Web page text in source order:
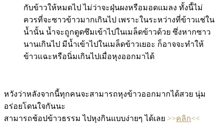
กับข้าวให้หมดไป ไม่ว่าจะฝุ่นผงหรือมอดแมลง ทั้งนี้ไม่
ควรที่จะซาวข้าวมากเกินไป เพราะในระหว่างที่ข้าวแช่ใน
น้ำนั้น น้ำจะถูกดูดซึมเข้าไปในเมล็ดข้าวด้วย ซึ่งหากซาว
นานเกินไป มีน้ำเข้าไปในเมล็ดข้าวเยอะ ก็อาจจะทำให้
ข้าวแฉะหรือนิ่มเกินไปเมื่อหุงออกมาได้
หวังว่าหลังจากนี้ทุกคนจะสามารถหุงข้าวออกมากได้สวย นุ่ม
อร่อยโดนใจกันนะ
สามารถช้อปข้าวธรรม ไปหุงกินแบบง่ายๆ ได้เลย >>คลิก<<